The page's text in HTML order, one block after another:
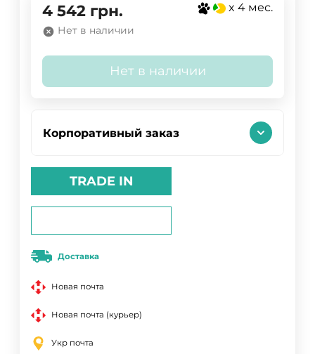
4 542 грн. x 4 мес.
Нет в наличии
Нет в наличии
Корпоративный заказ
TRADE IN
Доставка
Новая почта
Новая почта (курьер)
Укр почта